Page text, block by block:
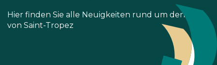
Hier finden Sie alle Neuigkeiten rund um den Golf
von Saint-Tropez